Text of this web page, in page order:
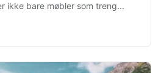
ikke bare møbler som treng...